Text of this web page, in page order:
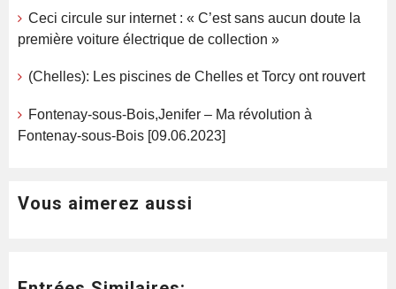
Ceci circule sur internet : « C’est sans aucun doute la
première voiture électrique de collection »
(Chelles): Les piscines de Chelles et Torcy ont rouvert
Fontenay-sous-Bois,Jenifer – Ma révolution à
Fontenay-sous-Bois [09.06.2023]
Vous aimerez aussi